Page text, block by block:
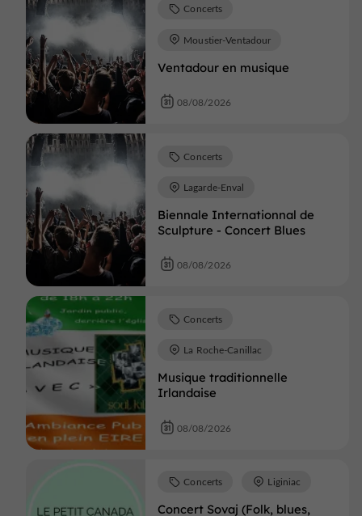
Ventadour en musique
Concerts
Moustier-Ventadour
08/08/2026
Biennale Internationnal de
Sculpture - Concert Blues
Concerts
Lagarde-Enval
08/08/2026
Musique traditionnelle
Irlandaise
Concerts
La Roche-Canillac
08/08/2026
Concert Sovaj (Folk, blues,
Concerts Liginiac